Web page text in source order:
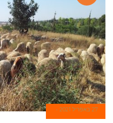
27 באפריל 2021